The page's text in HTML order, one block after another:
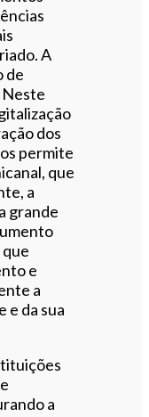
A
de
dos
permite
que
a
grande
e
a
e da sua
a